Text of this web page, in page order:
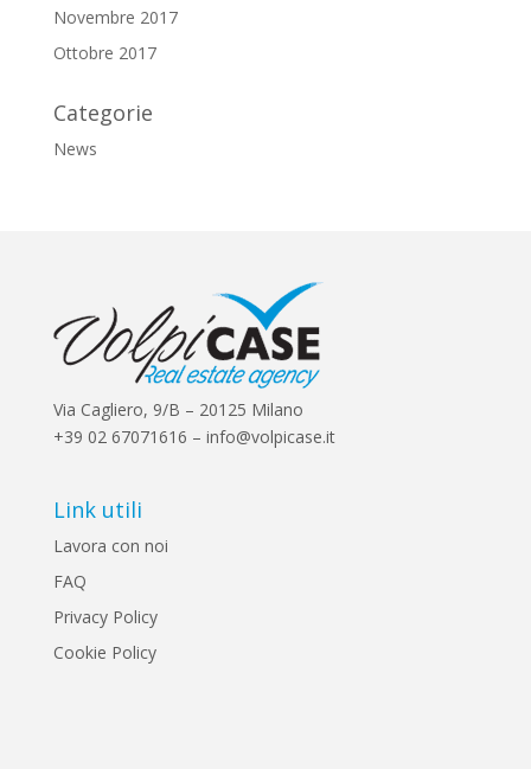
Novembre 2017
Ottobre 2017
Categorie
News
Via Cagliero, 9/B – 20125 Milano
+39 02 67071616 – info@volpicase.it
Link utili
Lavora con noi
FAQ
Privacy Policy
Cookie Policy